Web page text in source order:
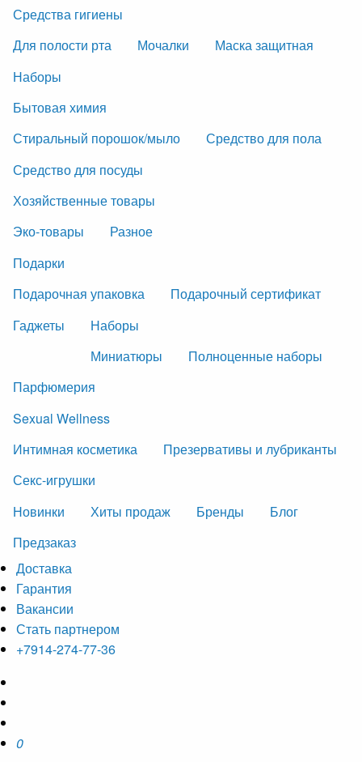
Средства гигиены
Для полости рта
Мочалки
Маска защитная
Наборы
Бытовая химия
Стиральный порошок/мыло
Средство для пола
Средство для посуды
Хозяйственные товары
Эко-товары
Разное
Подарки
Подарочная упаковка
Подарочный сертификат
Гаджеты
Наборы
Миниатюры
Полноценные наборы
Парфюмерия
Sexual Wellness
Интимная косметика
Презервативы и лубриканты
Секс-игрушки
Новинки
Хиты продаж Бренды
Блог
Предзаказ
Доставка
Гарантия
Вакансии
Стать партнером
+7914-274-77-36
0